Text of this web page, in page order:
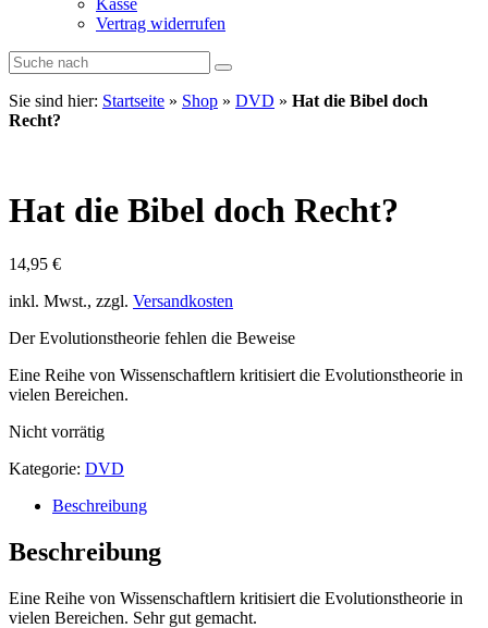
Kasse
Vertrag widerrufen
Sie sind hier: Startseite » Shop » DVD » Hat die Bibel doch
Recht?
Hat die Bibel doch Recht?
14,95 €
inkl. Mwst., zzgl. Versandkosten
Der Evolutionstheorie fehlen die Beweise
Eine Reihe von Wissenschaftlern kritisiert die Evolutionstheorie in
vielen Bereichen.
Nicht vorrätig
Kategorie: DVD
Beschreibung
Beschreibung
Eine Reihe von Wissenschaftlern kritisiert die Evolutionstheorie in
vielen Bereichen. Sehr gut gemacht.